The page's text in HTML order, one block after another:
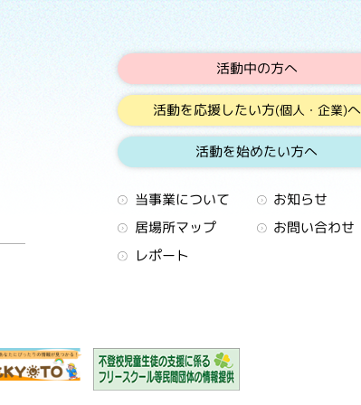
活動中の方へ
活動を応援したい方(個人・企業)へ
活動を始めたい方へ
当事業について
お知らせ
居場所マップ
お問い合わせ
レポート